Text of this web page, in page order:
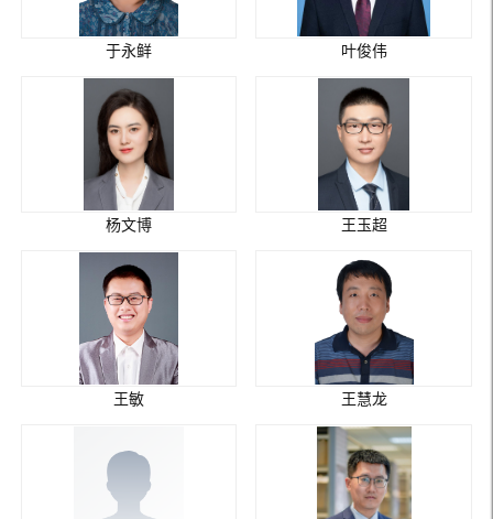
于永鲜 叶俊伟
杨文博 王玉超
王敏 王慧龙